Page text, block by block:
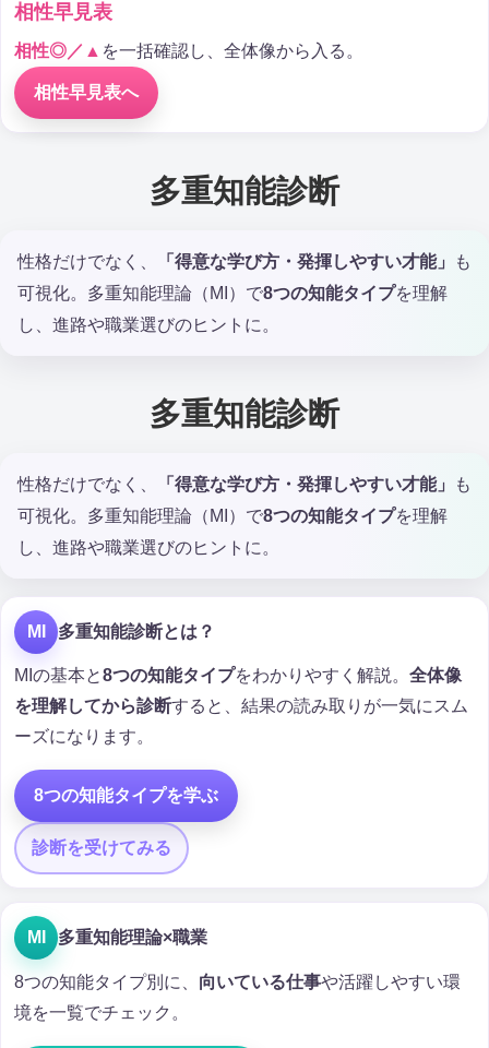
相性早見表
相性◎／▲ を一括確認し、全体像から入る。
相性早見表へ
多重知能診断
性格だけでなく、 「得意な学び方・発揮しやすい才能」
も
可視化。多重知能理論（MI）で8つの知能タイプを理解
し、進路や職業選びのヒントに。
多重知能診断
性格だけでなく、 「得意な学び方・発揮しやすい才能」
も
可視化。多重知能理論（MI）で8つの知能タイプを理解
し、進路や職業選びのヒントに。
MI 多重知能診断とは？
MIの基本と8つの知能タイプをわかりやすく解説。 全体像
を理解してから診断すると、結果の読み取りが一気にスム
ーズになります。
8つの知能タイプを学ぶ
診断を受けてみる
MI 多重知能理論×職業
8つの知能タイプ別に、 向いている仕事や活躍しやすい環
境を一覧でチェック。